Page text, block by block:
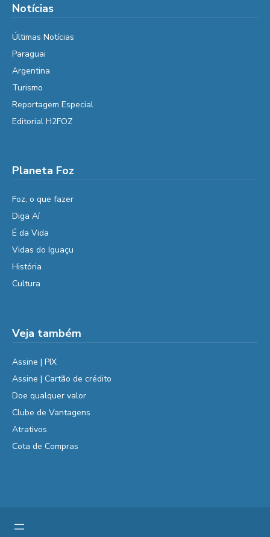
Notícias
Últimas Notícias
Paraguai
Argentina
Turismo
Reportagem Especial
Editorial H2FOZ
Planeta Foz
Foz, o que fazer
Diga Aí
É da Vida
Vidas do Iguaçu
História
Cultura
Veja também
Assine | PIX
Assine | Cartão de crédito
Doe qualquer valor
Clube de Vantagens
Atrativos
Cota de Compras